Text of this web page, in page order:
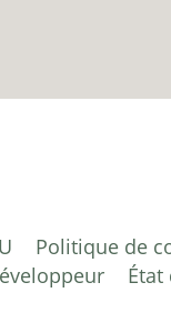
Politique de
État